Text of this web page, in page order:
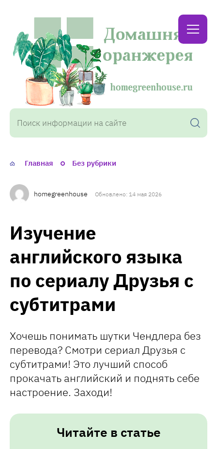
Домашняя
оранжерея
Главная Без рубрики
homegreenhouse Обновлено: 14 мая 2026
Изучение
английского языка
по сериалу Друзья с
субтитрами
Хочешь понимать шутки Чендлера без
перевода? Смотри сериал Друзья с
субтитрами! Это лучший способ
прокачать английский и поднять себе
настроение. Заходи!
Читайте в статье